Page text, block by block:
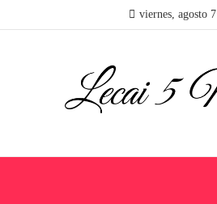
viernes, agosto 7